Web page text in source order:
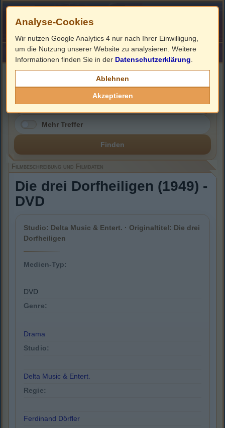
HOME ImpressumLinks
Filmbeschreibung, Cover & DVD Infos
Mehr Treffer
Finden
Filmbeschreibung und Filmdaten
Die drei Dorfheiligen (1949) -
DVD
Studio: Delta Music & Entert. · Originaltitel: Die drei
Dorfheiligen
Medien-Typ:
DVD
Genre:
Drama
Studio:
Delta Music & Entert.
Regie:
Ferdinand Dörfler
Analyse-Cookies
Wir nutzen Google Analytics 4 nur nach Ihrer Einwilligung,
um die Nutzung unserer Website zu analysieren. Weitere
Informationen finden Sie in der Datenschutzerklärung
Ablehnen
Akzeptieren